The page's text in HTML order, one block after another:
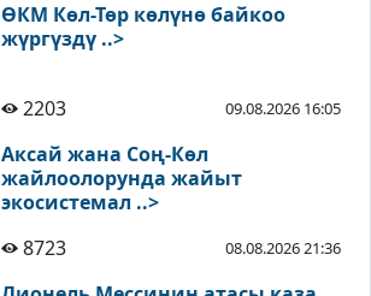
ӨКМ Көл-Төр көлүнө байкоо
жүргүздү ..>
2203 09.08.2026 16:05
Аксай жана Соң-Көл
жайлоолорунда жайыт
экосистемал ..>
8723
08.08.2026 21:36